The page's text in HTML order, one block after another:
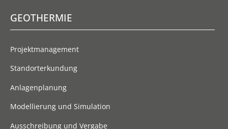
GEOTHERMIE
Projektmanagement
Standorterkundung
Anlagenplanung
Modellierung und Simulation
Ausschreibung und Vergabe